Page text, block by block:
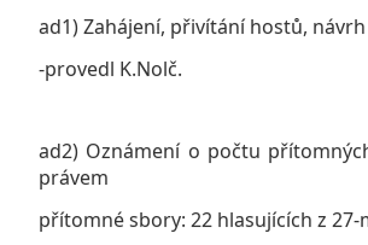
ad1) Zahájení, přivítání hostů,
-provedl K.Nolč.
ad2) Oznámení o počtu
právem
přítomné sbory: 22 hlasujících z 27-